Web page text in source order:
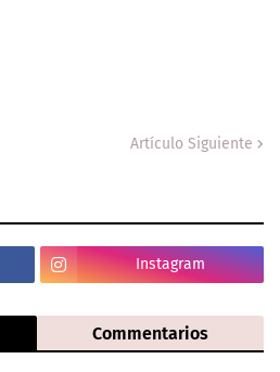
Artículo Siguiente
Instagram
Commentarios